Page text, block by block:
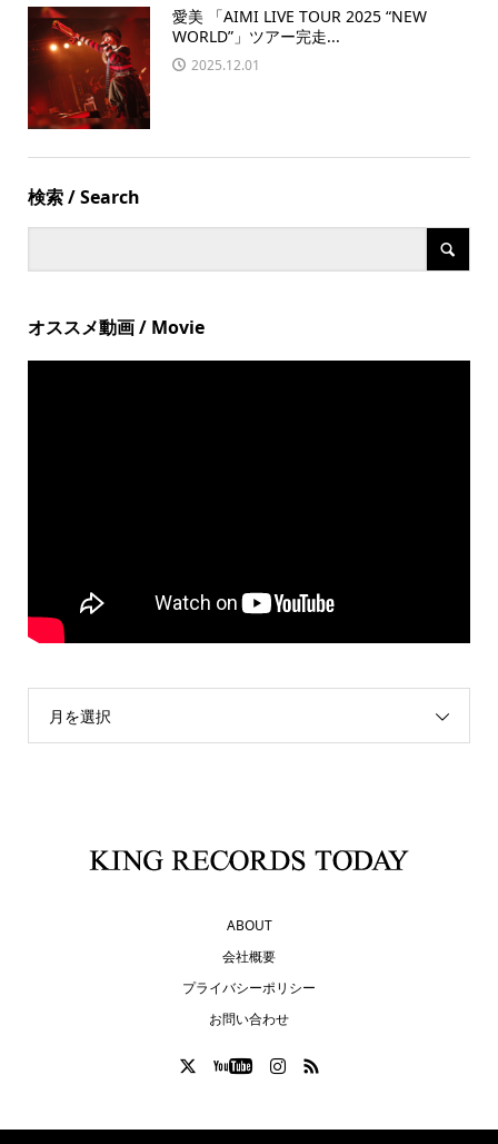
愛美 「AIMI LIVE TOUR 2025 “NEW
WORLD”」ツアー完走...
2025.12.01
検索 / Search
オススメ動画 / Movie
月を選択
ABOUT
会社概要
プライバシーポリシー
お問い合わせ